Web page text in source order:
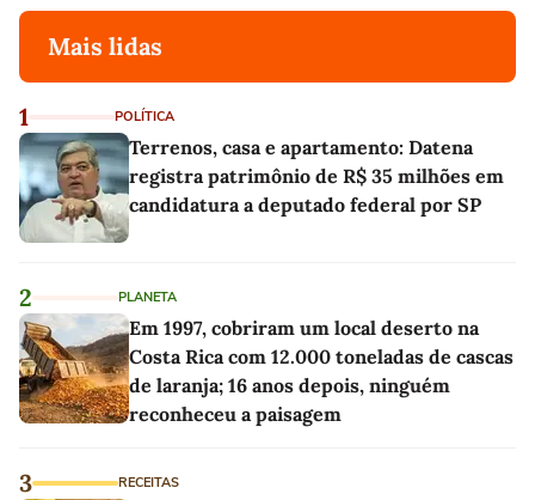
Mais lidas
1 POLÍTICA
Terrenos, casa e apartamento: Datena
registra patrimônio de R$ 35 milhões em
candidatura a deputado federal por SP
2 PLANETA
Em 1997, cobriram um local deserto na
Costa Rica com 12.000 toneladas de cascas
de laranja; 16 anos depois, ninguém
reconheceu a paisagem
3 RECEITAS